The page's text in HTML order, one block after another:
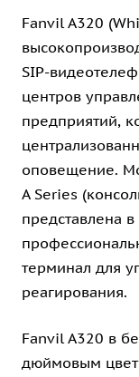
Fanvil A320
SIP-
центров
предприятий,
оповещение.
A Series
представлена
терминал для
реагирования.
Fanvil A320 в
дюймовым